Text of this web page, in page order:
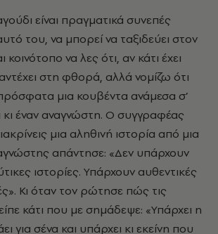
είναι πραγματικά συνεπές
του, να μπορεί να ταξιδεύει στον
να λες ότι, αν κάτι έχει
στη φθορά, αλλά νομίζω ότι
μια κουβέντα ανάμεσα σ’
έναν αναγνώστη. Ο συγγραφέας
μια αληθινή ιστορία από μια
απάντησε: «Δεν υπάρχουν
ιστορίες. Υπάρχουν αυθεντικές
Κι όταν τον ρώτησε πώς τις
κάτι που με σημάδεψε: «Υπάρχει η
για σένα και υπάρχει κι εκείνη που